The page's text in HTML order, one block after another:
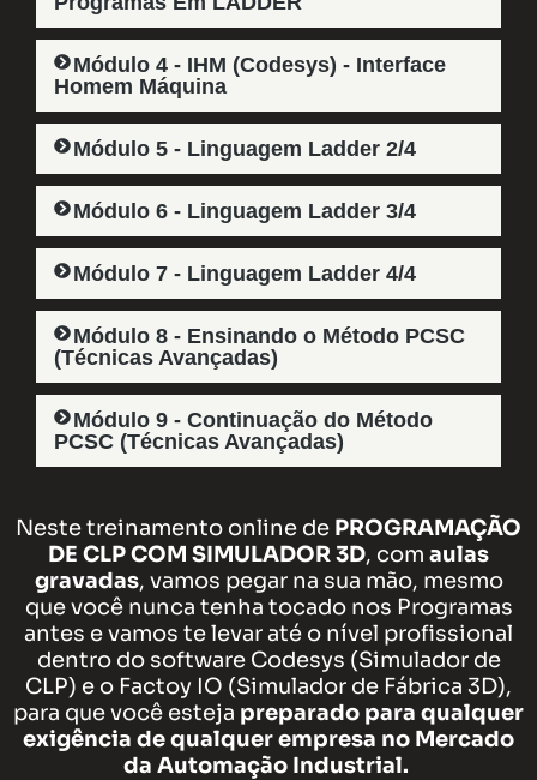
Módulo 4 - IHM (Codesys) - Interface
Homem Máquina​
Módulo 5 - Linguagem Ladder 2/4​
Módulo 6 - Linguagem Ladder 3/4​
Módulo 7 - Linguagem Ladder 4/4​
Módulo 8 - Ensinando o Método PCSC
(Técnicas Avançadas)​
Módulo 9 - Continuação do Método
PCSC (Técnicas Avançadas)
Neste treinamento online de PROGRAMAÇÃO
DE CLP COM SIMULADOR 3D, com aulas
gravadas, vamos pegar na sua mão, mesmo
que você nunca tenha tocado nos Programas
antes e vamos te levar até o nível profissional
dentro do software Codesys (Simulador de
CLP) e o Factoy IO (Simulador de Fábrica 3D),
para que você esteja preparado para qualquer
exigência de qualquer empresa no Mercado
da Automação Industrial.